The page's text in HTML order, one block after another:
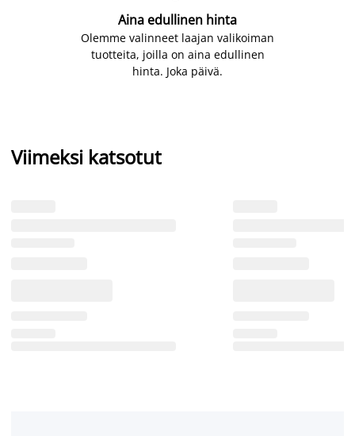
Aina edullinen hinta
Olemme valinneet laajan valikoiman
tuotteita, joilla on aina edullinen
hinta. Joka päivä.
Viimeksi katsotut